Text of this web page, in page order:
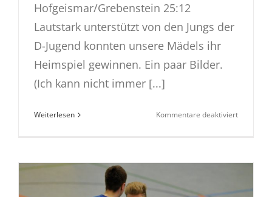
Hofgeismar/Grebenstein 25:12
Lautstark unterstützt von den Jungs der
D-Jugend konnten unsere Mädels ihr
Heimspiel gewinnen. Ein paar Bilder.
(Ich kann nicht immer [...]
Weiterlesen Kommentare deaktiviertfür
gegen
25:12